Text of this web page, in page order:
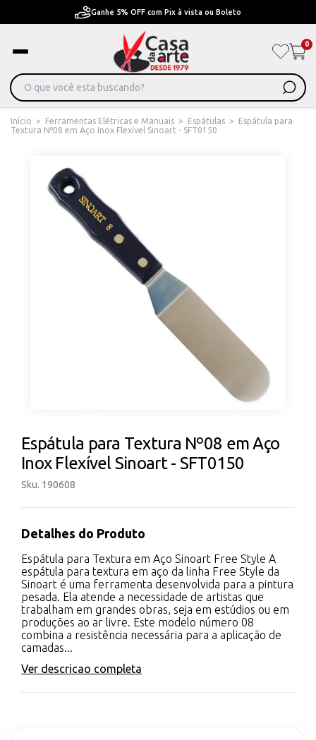
Ganhe 5% OFF com Pix à vista ou Boleto
0
Início > Ferramentas Elétricas e Manuais > Espátulas >
Espátula para
Textura Nº08 em Aço Inox Flexível Sinoart - SFT0150
Espátula para Textura Nº08 em Aço
Inox Flexível Sinoart - SFT0150
Sku. 190608
Detalhes do Produto
Espátula para Textura em Aço Sinoart Free Style A
espátula para textura em aço da linha Free Style da
Sinoart é uma ferramenta desenvolvida para a pintura
pesada. Ela atende a necessidade de artistas que
trabalham em grandes obras, seja em estúdios ou em
produções ao ar livre. Este modelo número 08
combina a resistência necessária para a aplicação de
camadas...
Ver descricao completa